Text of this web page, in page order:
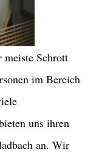
meiste Schrott
im Bereich
uns ihren
an. Wir